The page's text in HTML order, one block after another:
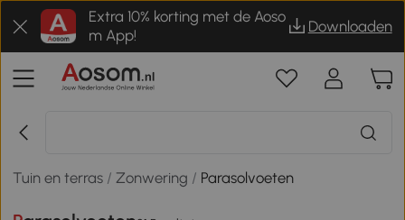
Extra 10% korting met de Aoso
m App!
Downloaden
Tuin en terras /Zonwering / Parasolvoeten